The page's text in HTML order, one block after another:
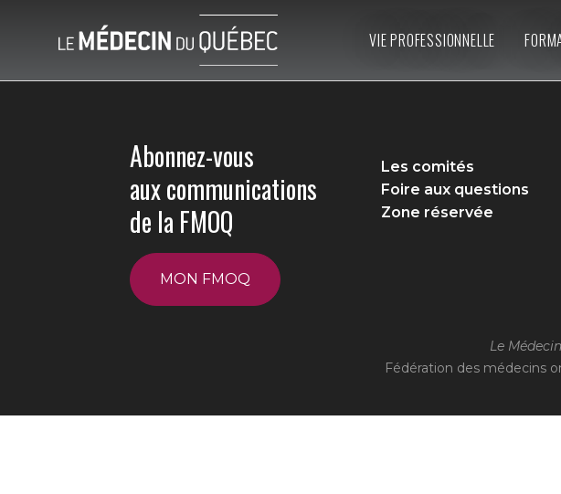
VIE PROFESSIONNELLE
Abonnez-vous
aux communications
de la FMOQ
MON FMOQ
Les comités
Foire aux questions
Zone réservée
Le
Fédération des médecins